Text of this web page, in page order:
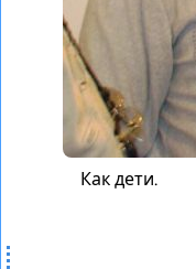
Как дети.